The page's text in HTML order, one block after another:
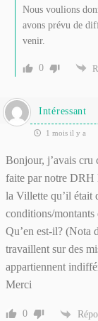
Nous voulions
avons prévu de
venir.
0
Intéressant
1 mois il y a
Bonjour, j’avais cru
faite par notre DRH
la Villette qu’il était
conditions/
Qu’en est-il? (Nota
travaillent sur des
appartiennent
Merci
0